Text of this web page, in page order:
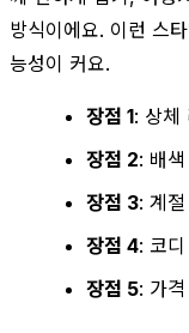
방식이에요. 이런 스
능성이 커요.
장점 1: 상체
장점 2: 배
장점 3: 계
장점 4: 코
장점 5: 가